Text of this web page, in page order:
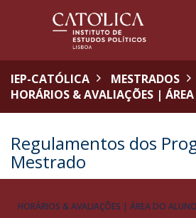
IEP-CATÓLICA
MESTRADOS
HORÁRIOS & AVALIAÇÕES |
Regulamentos dos
Mestrado
HORÁRIOS & AVALIAÇÕES | ÁREA DO ALUNO